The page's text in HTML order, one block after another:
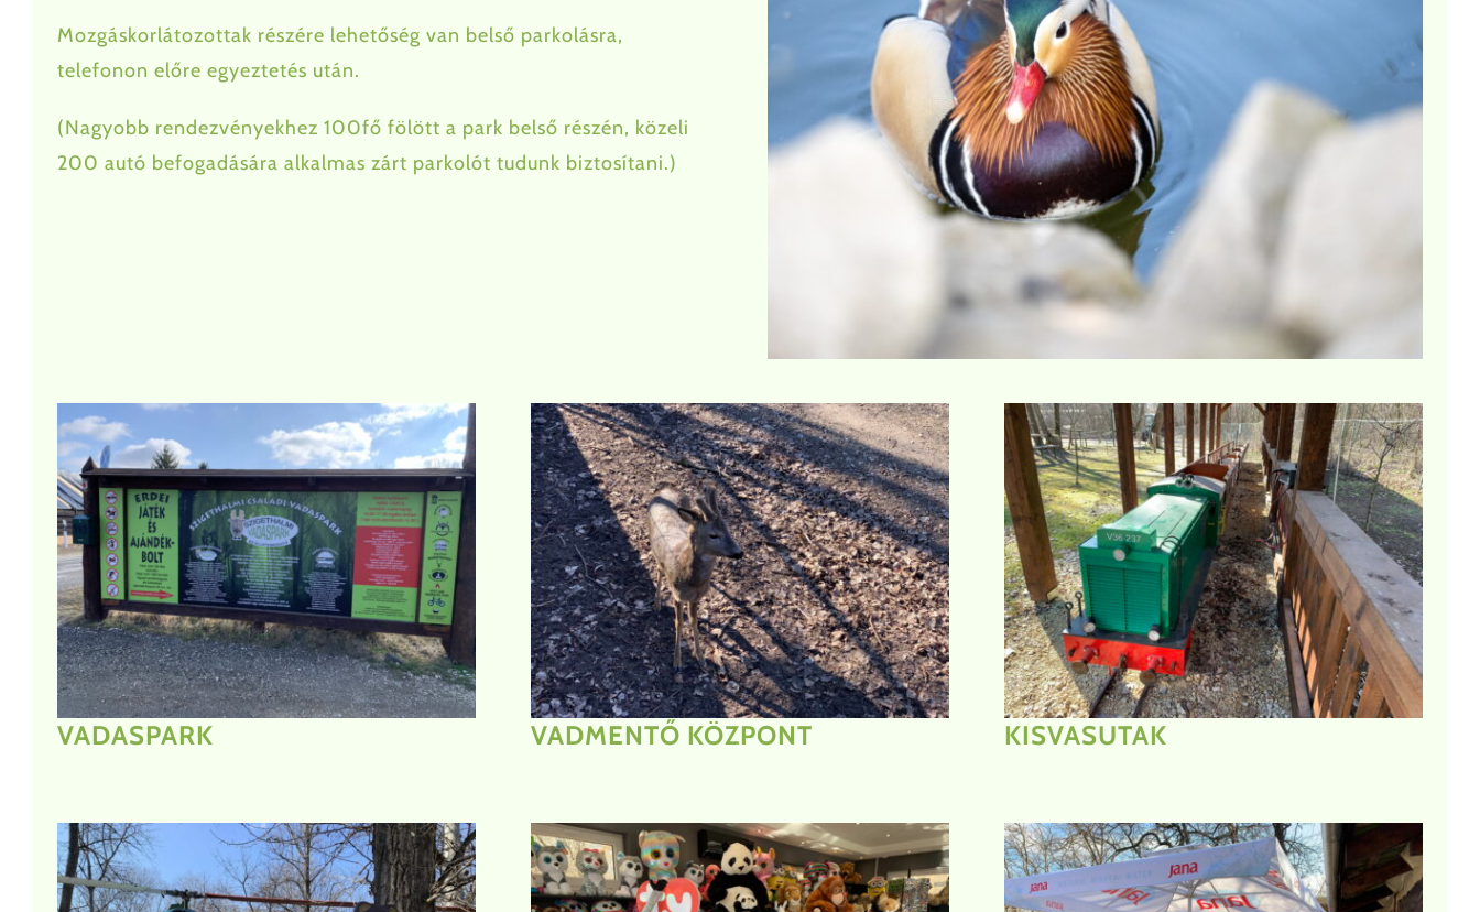
Mozgáskorlátozottak részére lehetőség van belső parkolásra,
telefonon előre egyeztetés után.
(Nagyobb rendezvényekhez 100fő fölött a park belső részén, közeli
200 autó befogadására alkalmas zárt parkolót tudunk biztosítani.)
VADASPARK VADMENTŐ KÖZPONT KISVASUTAK